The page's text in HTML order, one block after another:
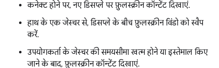
कनेक्ट होने पर, नए डिसप्ले पर फ़ुलस्क्रीन कॉन्टेंट दिखाएं.
हाथ के एक जेस्चर से, डिसप्ले के बीच फ़ुलस्क्रीन विंडो को स्वैप
करें.
उपयोगकर्ता के जेस्चर की समयसीमा खत्म होने या इस्तेमाल किए
जाने के बाद, फ़ुलस्क्रीन कॉन्टेंट दिखाएं.